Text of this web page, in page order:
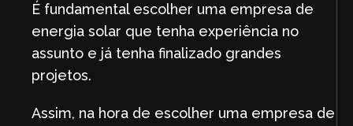
É fundamental escolher uma empresa de
energia solar que tenha experiência no
assunto e já tenha finalizado grandes
projetos.
Assim, na hora de escolher uma empresa de